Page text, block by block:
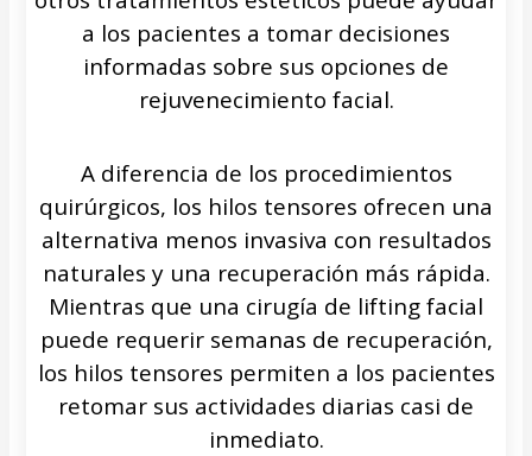
a los pacientes a tomar decisiones
informadas sobre sus opciones de
rejuvenecimiento facial.
A diferencia de los procedimientos
quirúrgicos, los hilos tensores ofrecen una
alternativa menos invasiva con resultados
naturales y una recuperación más rápida.
Mientras que una cirugía de lifting facial
puede requerir semanas de recuperación,
los hilos tensores permiten a los pacientes
retomar sus actividades diarias casi de
inmediato.